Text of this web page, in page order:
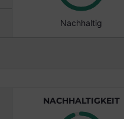
Nachhaltig
NACHHALTIGKEIT